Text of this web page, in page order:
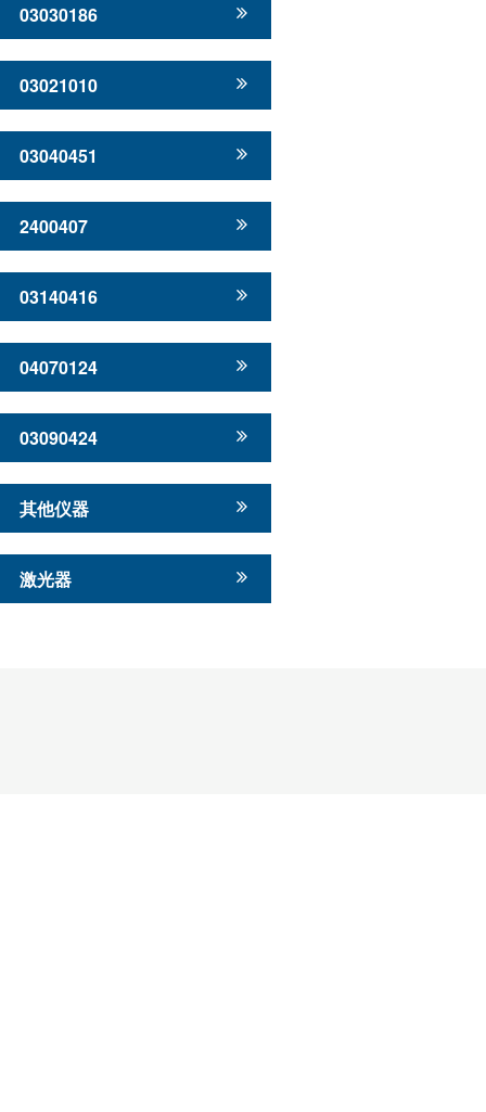
03030186
03021010
03040451
2400407
03140416
04070124
03090424
其他仪器
激光器